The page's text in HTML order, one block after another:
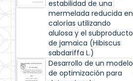
estabilidad de una
mermelada reducida en
calorías utilizando
alulosa y el subproducto
de jamaica (Hibiscus
sabdariffa L.)
Desarrollo de un modelo
de optimización para